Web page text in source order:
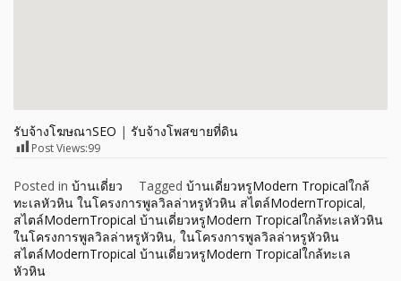
รับจ้างโฆษณาSEO | รับจ้างโพสขายที่ดิน
Post Views:99
Posted in บ้านเดี่ยว Tagged บ้านเดี่ยวหรูModern Tropicalใกล้
ทะเลหัวหิน ในโครงการพูลวิลล่าหรูหัวหิน สไตล์ModernTropical,
สไตล์ModernTropical บ้านเดี่ยวหรูModern Tropicalใกล้ทะเลหัวหิน
ในโครงการพูลวิลล่าหรูหัวหิน, ในโครงการพูลวิลล่าหรูหัวหิน
สไตล์ModernTropical บ้านเดี่ยวหรูModern Tropicalใกล้ทะเล
หัวหิน